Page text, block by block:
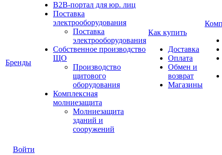
Бренды
B2B-портал для юр. лиц
Поставка
электрооборудования
Поставка
электрооборудования
Собственное производство
ЩО
Производство
щитового
оборудования
Комплексная
молниезащита
Молниезащита
зданий и
сооружений
Как купить
Доставка
Оплата
Обмен и
возврат
Магазины
Войти